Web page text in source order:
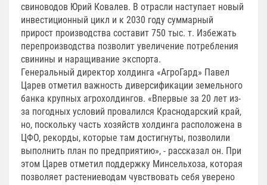
свиноводов Юрий Ковалев. В отрасли наступает новый
инвестиционный цикл и к 2030 году суммарный
прирост производства составит 750 тыс. т. Избежать
перепроизводства позволит увеличение потребления
свинины и наращивание экспорта.
Генеральный директор холдинга «АгроГард» Павел
Царев отметил важность диверсификации земельного
банка крупных агрохолдингов. «Впервые за 20 лет из-
за погодных условий провалился Краснодарский край,
но, поскольку часть хозяйств холдинга расположена в
ЦФО, рекорды, которые там достигнуты, позволили
выполнить план по предприятию», - рассказал он. При
этом Царев отметил поддержку Минсельхоза, которая
позволяет растениеводам чувствовать себя уверено